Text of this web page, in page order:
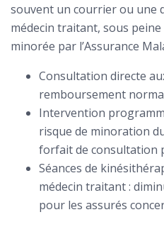
souvent un courrier ou une
médecin traitant, sous peine
minorée par l’Assurance
Consultation directe
remboursement
Intervention
risque de minoration
forfait de consultation
Séances de
médecin traitant :
pour les assurés